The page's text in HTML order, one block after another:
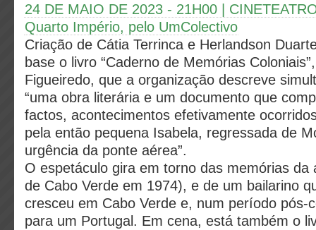
24 DE MAIO DE 2023 - 21H00 |
Quarto Império, pelo UmColectivo
Criação de Cátia Terrinca e Herlandson
base o livro “Caderno de Memórias
Figueiredo, que a organização descreve
“uma obra literária e um documento que
factos, acontecimentos efetivamente
pela então pequena Isabela, regressada de
urgência da ponte aérea”.
O espetáculo gira em torno das memórias da
de Cabo Verde em 1974), e de um bailarino
cresceu em Cabo Verde e, num período pós-
para um Portugal. Em cena, está também o